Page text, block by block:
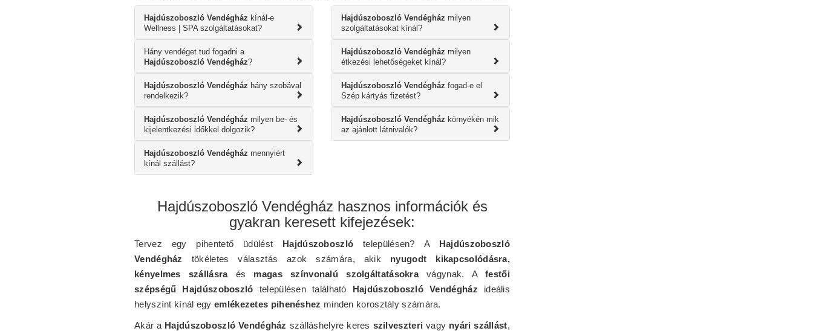
Hajdúszoboszló Vendégház kínál-e
Wellness | SPA szolgáltatásokat?
Hány vendéget tud fogadni a
Hajdúszoboszló Vendégház?
Hajdúszoboszló Vendégház hány szobával
rendelkezik?
Hajdúszoboszló Vendégház milyen be- és
kijelentkezési időkkel dolgozik?
Hajdúszoboszló Vendégház mennyiért
kínál szállást?
Hajdúszoboszló Vendégház milyen
szolgáltatásokat kínál?
Hajdúszoboszló Vendégház milyen
étkezési lehetőségeket kínál?
Hajdúszoboszló Vendégház fogad-e el
Szép kártyás fizetést?
Hajdúszoboszló Vendégház környékén mik
az ajánlott látnivalók?
Hajdúszoboszló Vendégház hasznos információk és
gyakran keresett kifejezések:
Tervez egy pihentető üdülést Hajdúszoboszló településen? A Hajdúszoboszló
Vendégház
tökéletes választás azok számára, akik nyugodt kikapcsolódásra,
kényelmes szállásraés magas színvonalú szolgáltatásokravágynak. Afestői
szépségű Hajdúszoboszló településen található Hajdúszoboszló Vendégház ideális
helyszínt kínál egyemlékezetes pihenéshez minden korosztály számára.
Akár a Hajdúszoboszló Vendégház szálláshelyre keres szilveszteri vagy nyári szállást,